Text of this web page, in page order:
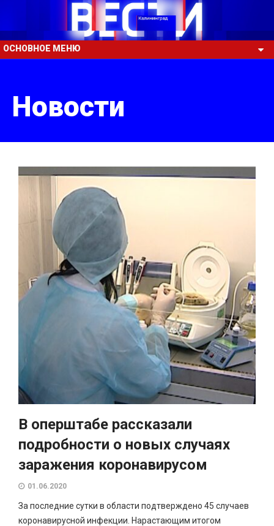
ОСНОВНОЕ МЕНЮ
Новости
В оперштабе рассказали
подробности о новых случаях
заражения коронавирусом
01.06.2020
За последние сутки в области подтверждено 45 случаев
коронавирусной инфекции. Нарастающим итогом